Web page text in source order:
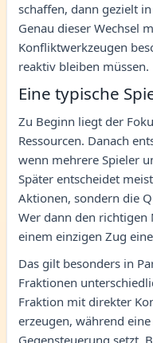
schaffen, dann gezielt
Genau dieser Wechsel
Konfliktwerkzeugen
reaktiv bleiben müssen.
Eine typische
Zu Beginn liegt der
Ressourcen. Danach
wenn mehrere Spieler
Später entscheidet
Aktionen, sondern die
Wer dann den
einem einzigen Zug
Das gilt besonders in
Fraktionen
Fraktion mit direkter
erzeugen, während
Gegensteuerung setzt.